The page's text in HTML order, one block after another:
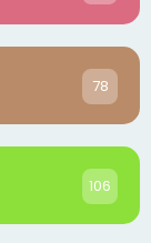
78
106